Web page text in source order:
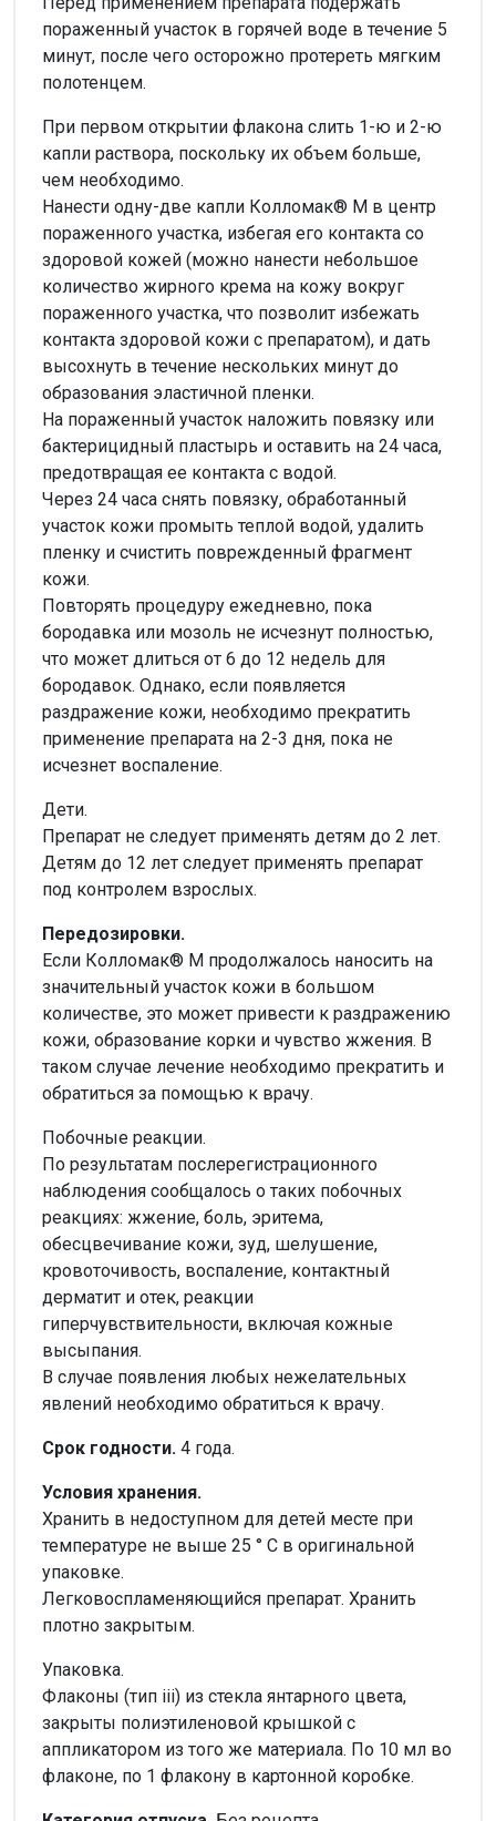
пораженный участок в горячей воде в течение 5
минут, после чего осторожно протереть мягким
полотенцем.
При первом открытии флакона слить 1-ю и 2-ю
капли раствора, поскольку их объем больше,
чем необходимо.
Нанести одну-две капли Колломак® М в центр
пораженного участка, избегая его контакта со
здоровой кожей (можно нанести небольшое
количество жирного крема на кожу вокруг
пораженного участка, что позволит избежать
контакта здоровой кожи с препаратом), и дать
высохнуть в течение нескольких минут до
образования эластичной пленки.
На пораженный участок наложить повязку или
бактерицидный пластырь и оставить на 24 часа,
предотвращая ее контакта с водой.
Через 24 часа снять повязку, обработанный
участок кожи промыть теплой водой, удалить
пленку и счистить поврежденный фрагмент
кожи.
Повторять процедуру ежедневно, пока
бородавка или мозоль не исчезнут полностью,
что может длиться от 6 до 12 недель для
бородавок. Однако, если появляется
раздражение кожи, необходимо прекратить
применение препарата на 2-3 дня, пока не
исчезнет воспаление.
Дети.
Препарат не следует применять детям до 2 лет.
Детям до 12 лет следует применять препарат
под контролем взрослых.
Передозировки.
Если Колломак® М продолжалось наносить на
значительный участок кожи в большом
количестве, это может привести к раздражению
кожи, образование корки и чувство жжения. В
таком случае лечение необходимо прекратить и
обратиться за помощью к врачу.
Побочные реакции.
По результатам послерегистрационного
наблюдения сообщалось о таких побочных
реакциях: жжение, боль, эритема,
обесцвечивание кожи, зуд, шелушение,
кровоточивость, воспаление, контактный
дерматит и отек, реакции
гиперчувствительности, включая кожные
высыпания.
В случае появления любых нежелательных
явлений необходимо обратиться к врачу.
Срок годности. 4 года.
Условия хранения.
Хранить в недоступном для детей месте при
температуре не выше 25 ° С в оригинальной
упаковке.
Легковоспламеняющийся препарат. Хранить
плотно закрытым.
Упаковка.
Флаконы (тип iii) из стекла янтарного цвета,
закрыты полиэтиленовой крышкой с
аппликатором из того же материала. По 10 мл во
флаконе, по 1 флакону в картонной коробке.